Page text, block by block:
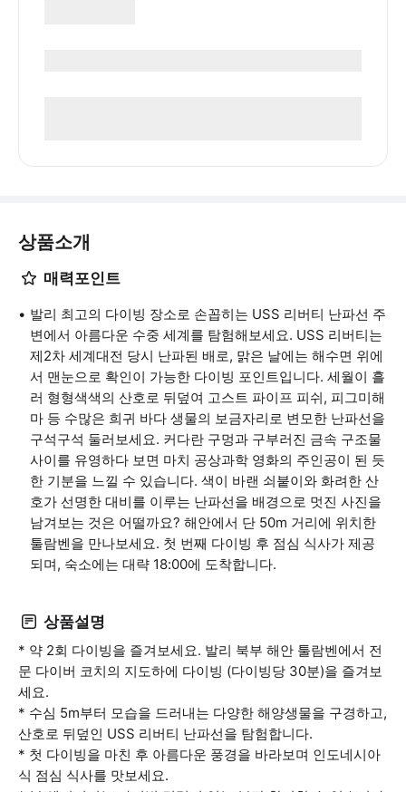
상품소개
매력포인트
발리 최고의 다이빙 장소로 손꼽히는 USS 리버티 난파선 주
변에서 아름다운 수중 세계를 탐험해보세요. USS 리버티는
제2차 세계대전 당시 난파된 배로, 맑은 날에는 해수면 위에
서 맨눈으로 확인이 가능한 다이빙 포인트입니다. 세월이 흘
러 형형색색의 산호로 뒤덮여 고스트 파이프 피쉬, 피그미해
마 등 수많은 희귀 바다 생물의 보금자리로 변모한 난파선을
구석구석 둘러보세요. 커다란 구멍과 구부러진 금속 구조물
사이를 유영하다 보면 마치 공상과학 영화의 주인공이 된 듯
한 기분을 느낄 수 있습니다. 색이 바랜 쇠붙이와 화려한 산
호가 선명한 대비를 이루는 난파선을 배경으로 멋진 사진을
남겨보는 것은 어떨까요? 해안에서 단 50m 거리에 위치한
툴람벤을 만나보세요. 첫 번째 다이빙 후 점심 식사가 제공
되며, 숙소에는 대략 18:00에 도착합니다.
상품설명
* 약 2회 다이빙을 즐겨보세요. 발리 북부 해안 툴람벤에서 전
문 다이버 코치의 지도하에 다이빙 (다이빙당 30분)을 즐겨보
세요.
* 수심 5m부터 모습을 드러내는 다양한 해양생물을 구경하고,
산호로 뒤덮인 USS 리버티 난파선을 탐험합니다.
* 첫 다이빙을 마친 후 아름다운 풍경을 바라보며 인도네시아
식 점심 식사를 맛보세요.